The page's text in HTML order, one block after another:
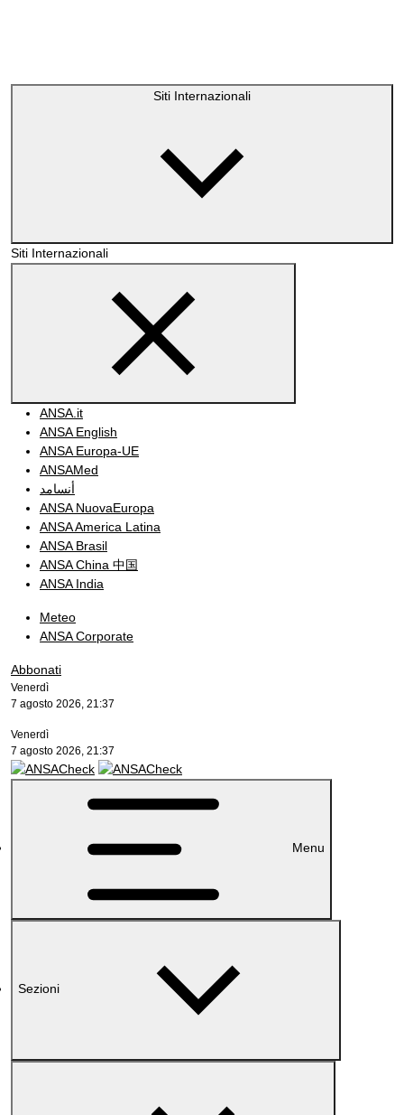
Siti Internazionali
Siti Internazionali
ANSA.it
ANSA English
ANSA Europa-UE
ANSAMed
أنسامد
ANSA NuovaEuropa
ANSA America Latina
ANSA Brasil
ANSA China 中国
ANSA India
Meteo
ANSA Corporate
Abbonati
Venerdì
7 agosto 2026, 21:37
Venerdì
7 agosto 2026, 21:37
Menu
Sezioni